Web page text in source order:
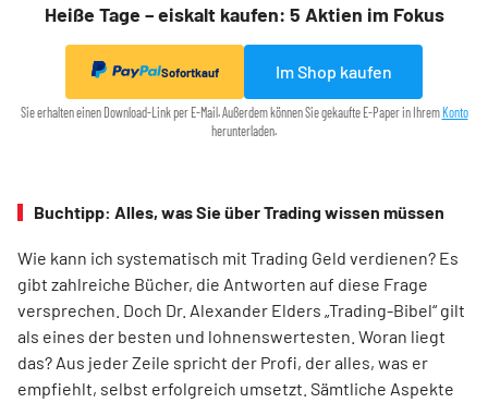
Heiße Tage – eiskalt kaufen: 5 Aktien im Fokus
Sofortkauf Im Shop kaufen
Sie erhalten einen Download-Link per E-Mail. Außerdem können Sie gekaufte E-Paper in Ihrem Konto
herunterladen.
Buchtipp: Alles, was Sie über Trading wissen müssen
Wie kann ich systematisch mit Trading Geld verdienen? Es
gibt zahlreiche Bücher, die Antworten auf diese Frage
versprechen. Doch Dr. Alexander Elders „Trading-Bibel“ gilt
als eines der besten und lohnenswertesten. Woran liegt
das? Aus jeder Zeile spricht der Profi, der alles, was er
empfiehlt, selbst erfolgreich umsetzt. Sämtliche Aspekte